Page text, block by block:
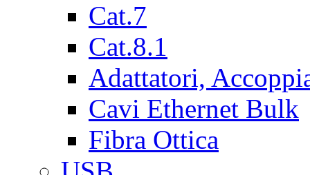
Cat.7
Cat.8.1
Adattatori,
Cavi Ethernet Bulk
Fibra Ottica